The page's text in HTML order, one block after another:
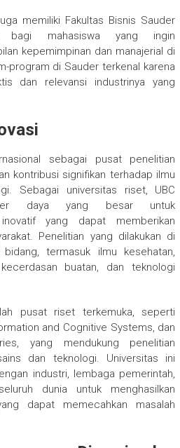
memiliki Fakultas Bisnis Sauder
bagi mahasiswa yang ingin
kepemimpinan dan manajerial di
program di Sauder terkenal karena
dan relevansi industrinya yang
sebagai pusat penelitian
kontribusi signifikan terhadap ilmu
Sebagai universitas riset, UBC
daya yang besar untuk
yang dapat memberikan
Penelitian yang dilakukan di
termasuk ilmu kesehatan,
buatan, dan teknologi
pusat riset terkemuka, seperti
and Cognitive Systems, dan
yang mendukung penelitian
dan teknologi. Universitas ini
industri, lembaga pemerintah,
dunia untuk menghasilkan
dapat memecahkan masalah